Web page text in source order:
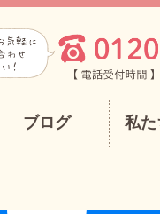
ブログ 私